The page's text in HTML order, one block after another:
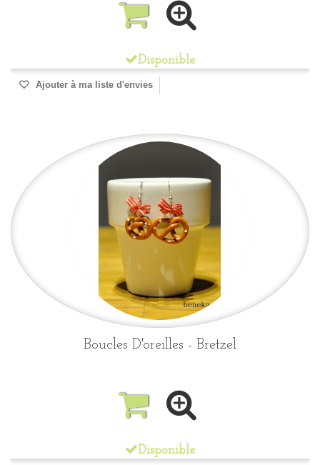
Disponible
Ajouter à ma liste d'envies
Boucles D'oreilles - Bretzel
Disponible